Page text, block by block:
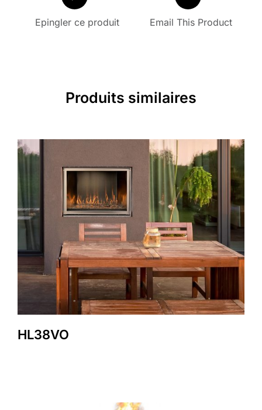
Epingler ce produit Email This Product
Produits similaires
HL38VO